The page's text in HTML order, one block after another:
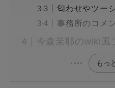
匂わせやツー
事務所のコメ
今森茉耶のwiki風
もっ